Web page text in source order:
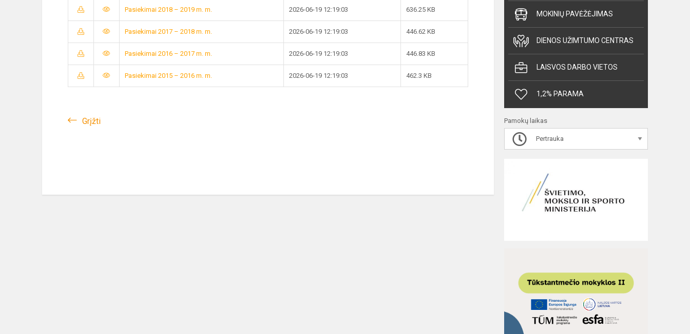
Pasiekimai 2018 – 2019 m. m. 2026-06-19 12:19:03 636.25 KB
Pasiekimai 2017 – 2018 m. m. 2026-06-19 12:19:03 446.62 KB
Pasiekimai 2016 – 2017 m. m. 2026-06-19 12:19:03 446.83 KB
Pasiekimai 2015 – 2016 m. m. 2026-06-19 12:19:03 462.3 KB
Grįžti
MOKINIŲ PAVĖŽĖJIMAS
DIENOS UŽIMTUMO CENTRAS
LAISVOS DARBO VIETOS
1,2% PARAMA
Pamokų laikas
Pertrauka